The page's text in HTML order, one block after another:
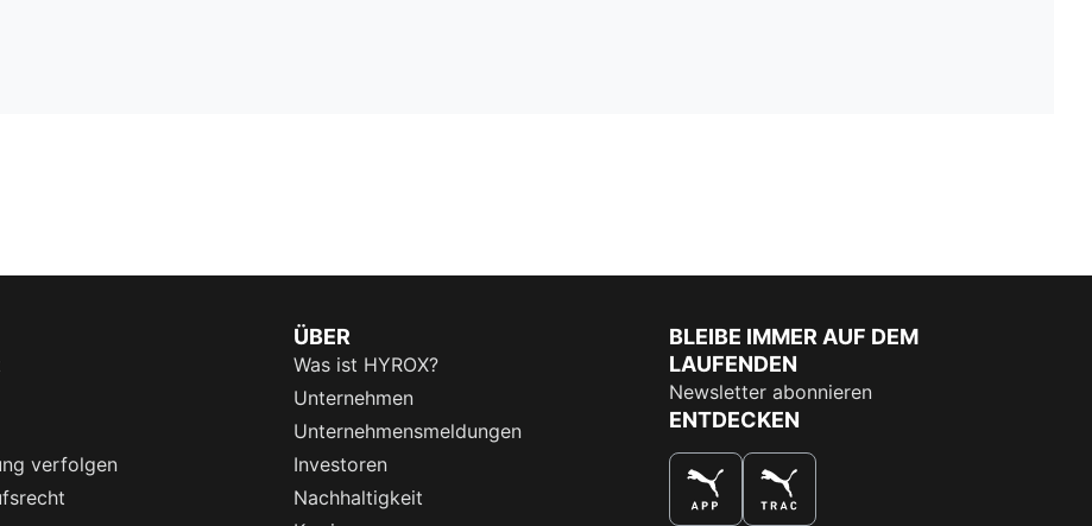
verfolgen
ÜBER
Was ist HYROX?
Unternehmen
Unternehmensmeldungen
Investoren
Nachhaltigkeit
BLEIBE IMMER AUF DEM
LAUFENDEN
Newsletter abonnieren
ENTDECKEN